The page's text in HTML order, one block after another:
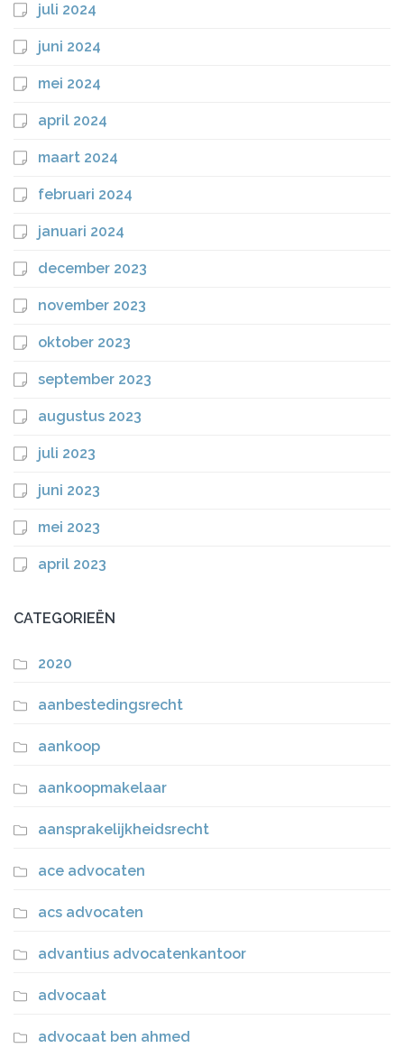
juli 2024
juni 2024
mei 2024
april 2024
maart 2024
februari 2024
januari 2024
december 2023
november 2023
oktober 2023
september 2023
augustus 2023
juli 2023
juni 2023
mei 2023
april 2023
CATEGORIEËN
2020
aanbestedingsrecht
aankoop
aankoopmakelaar
aansprakelijkheidsrecht
ace advocaten
acs advocaten
advantius advocatenkantoor
advocaat
advocaat ben ahmed